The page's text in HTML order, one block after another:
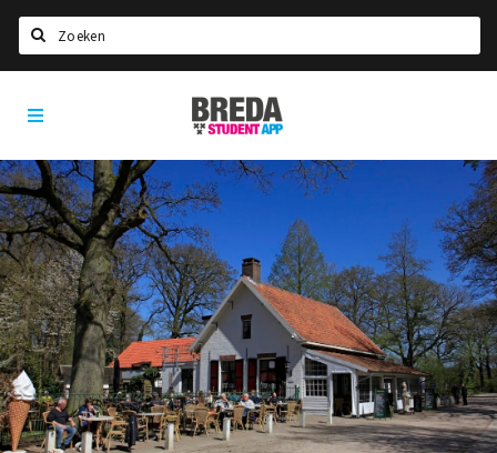
HOME
STUDEREN
Voel je thuis in Breda | GoodMood
Welkom in Breda
Studentenverenigingen
Studentenraad
Studentenroutes
New in town? Check FAQ!
Breda
Student